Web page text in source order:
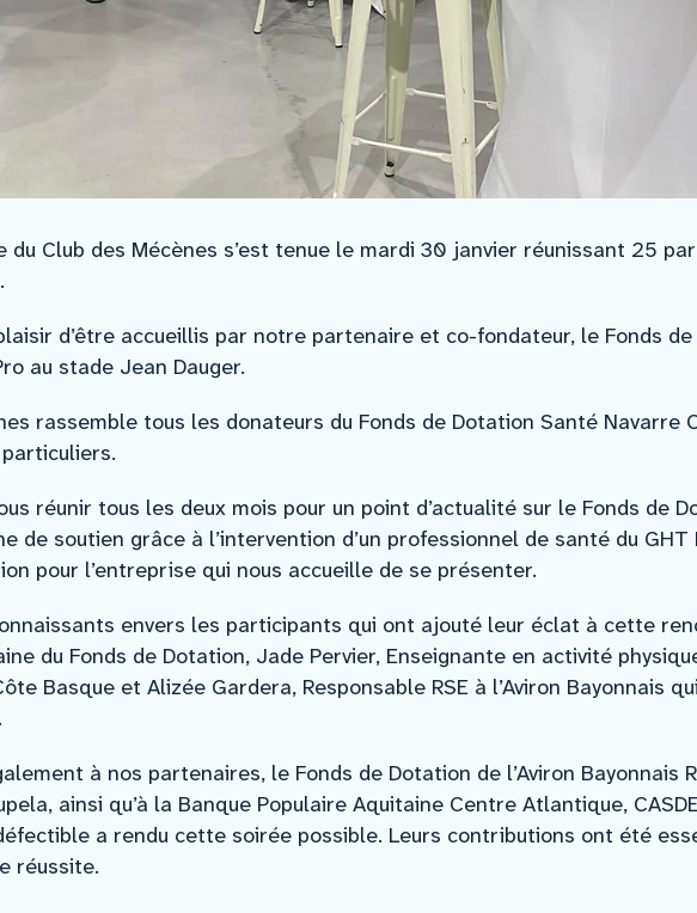
du Club des Mécènes s’est tenue le mardi 30 janvier réunissant 25
d’être accueillis par notre partenaire et co-fondateur, le Fonds de
au stade Jean Dauger.
rassemble tous les donateurs du Fonds de Dotation Santé Navarre
réunir tous les deux mois pour un point d’actualité sur le Fonds de
de soutien grâce à l’intervention d’un professionnel de santé du GHT
pour l’entreprise qui nous accueille de se présenter.
envers les participants qui ont ajouté leur éclat à cette
du Fonds de Dotation, Jade Pervier, Enseignante en activité
Basque et Alizée Gardera, Responsable RSE à l’Aviron Bayonnais
à nos partenaires, le Fonds de Dotation de l’Aviron Bayonnais
ainsi qu’à la Banque Populaire Aquitaine Centre Atlantique,
a rendu cette soirée possible. Leurs contributions ont été
réussite.